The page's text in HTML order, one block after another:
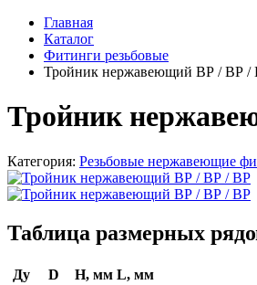
Главная
Каталог
Фитинги резьбовые
Тройник нержавеющий ВР / ВР /
Тройник
Категория: Резьбовые нержавеющие
Таблица размерных
Ду D H, мм L, мм